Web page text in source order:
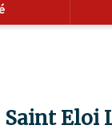
Saint